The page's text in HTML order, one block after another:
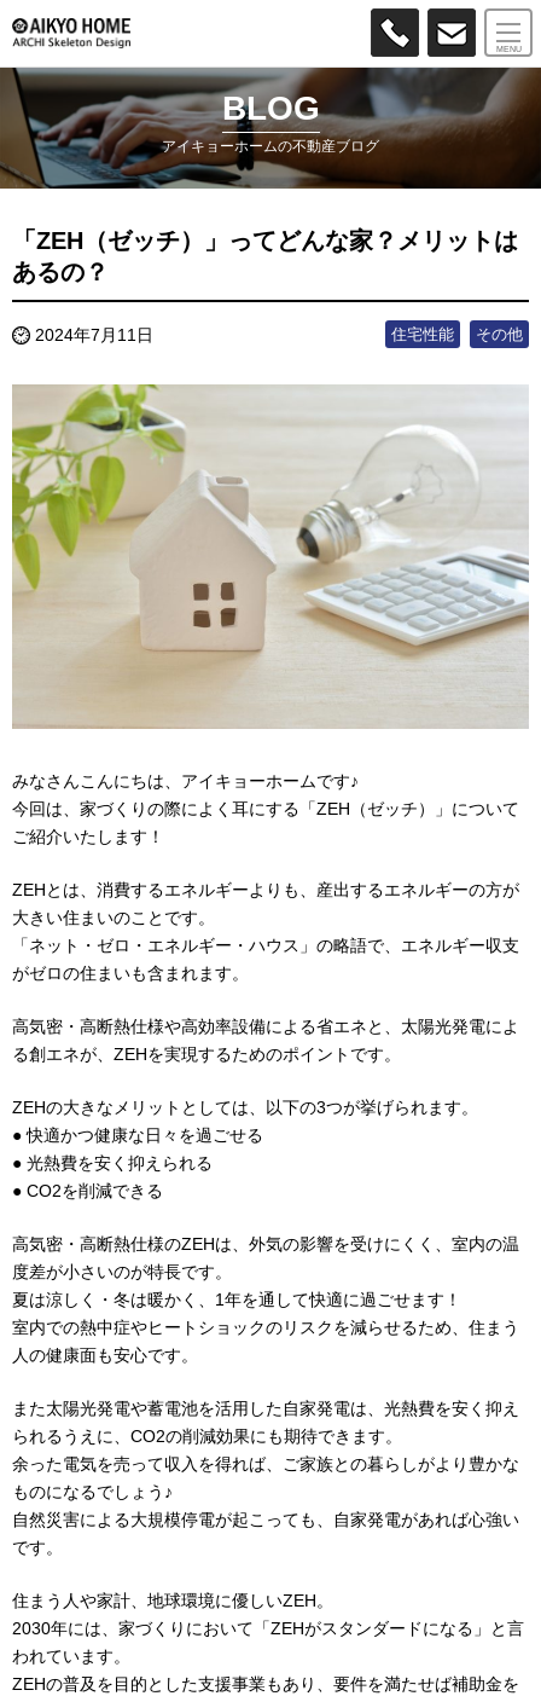
BLOG
アイキョーホームの不動産ブログ
「ZEH（ゼッチ）」ってどんな家？メリットは
あるの？
2024年7月11日 住宅性能 その他
みなさんこんにちは、アイキョーホームです♪
今回は、家づくりの際によく耳にする「ZEH（ゼッチ）」について
ご紹介いたします！
ZEHとは、消費するエネルギーよりも、産出するエネルギーの方が
大きい住まいのことです。
「ネット・ゼロ・エネルギー・ハウス」の略語で、エネルギー収支
がゼロの住まいも含まれます。
高気密・高断熱仕様や高効率設備による省エネと、太陽光発電によ
る創エネが、ZEHを実現するためのポイントです。
ZEHの大きなメリットとしては、以下の3つが挙げられます。
● 快適かつ健康な日々を過ごせる
● 光熱費を安く抑えられる
● CO2を削減できる
高気密・高断熱仕様のZEHは、外気の影響を受けにくく、室内の温
度差が小さいのが特長です。
夏は涼しく・冬は暖かく、1年を通して快適に過ごせます！
室内での熱中症やヒートショックのリスクを減らせるため、住まう
人の健康面も安心です。
また太陽光発電や蓄電池を活用した自家発電は、光熱費を安く抑え
られるうえに、CO2の削減効果にも期待できます。
余った電気を売って収入を得れば、ご家族との暮らしがより豊かな
ものになるでしょう♪
自然災害による大規模停電が起こっても、自家発電があれば心強い
です。
住まう人や家計、地球環境に優しいZEH。
2030年には、家づくりにおいて「ZEHがスタンダードになる」と言
われています。
ZEHの普及を目的とした支援事業もあり、要件を満たせば補助金を
MENU